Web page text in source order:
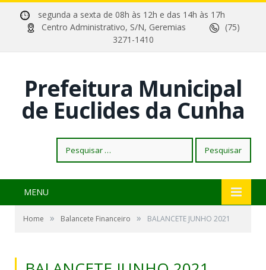
segunda a sexta de 08h às 12h e das 14h às 17h
Centro Administrativo, S/N, Geremias
(75)
3271-1410
Prefeitura Municipal
de Euclides da Cunha
por:
MENU
Home » Balancete Financeiro » BALANCETE JUNHO 2021